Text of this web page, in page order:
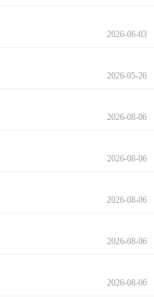
2026-06-03
2026-05-26
2026-08-06
2026-08-06
2026-08-06
2026-08-06
2026-08-06